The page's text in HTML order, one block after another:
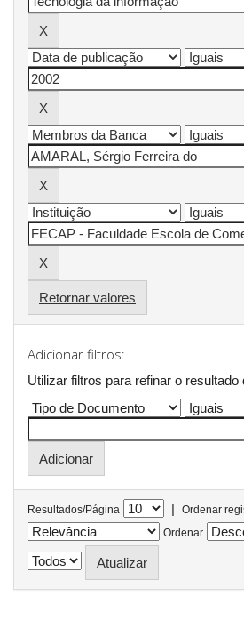
Retornar valores
Adicionar filtros:
Utilizar filtros para refinar o resultado
Resultados/Página |
Ordenar
Ordenar